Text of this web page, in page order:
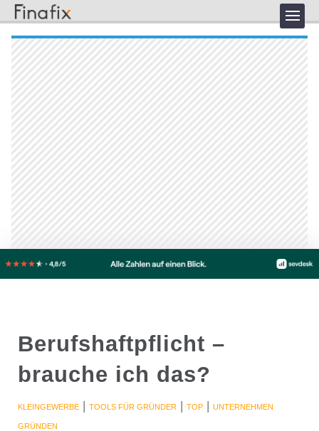
Berufshaftpflicht –
brauche ich das?
KLEINGEWERBE| TOOLS FÜR GRÜNDER| TOP| UNTERNEHMEN
GRÜNDEN